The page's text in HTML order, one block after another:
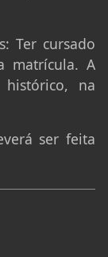
Ter cursado
matrícula. A
na
ser feita